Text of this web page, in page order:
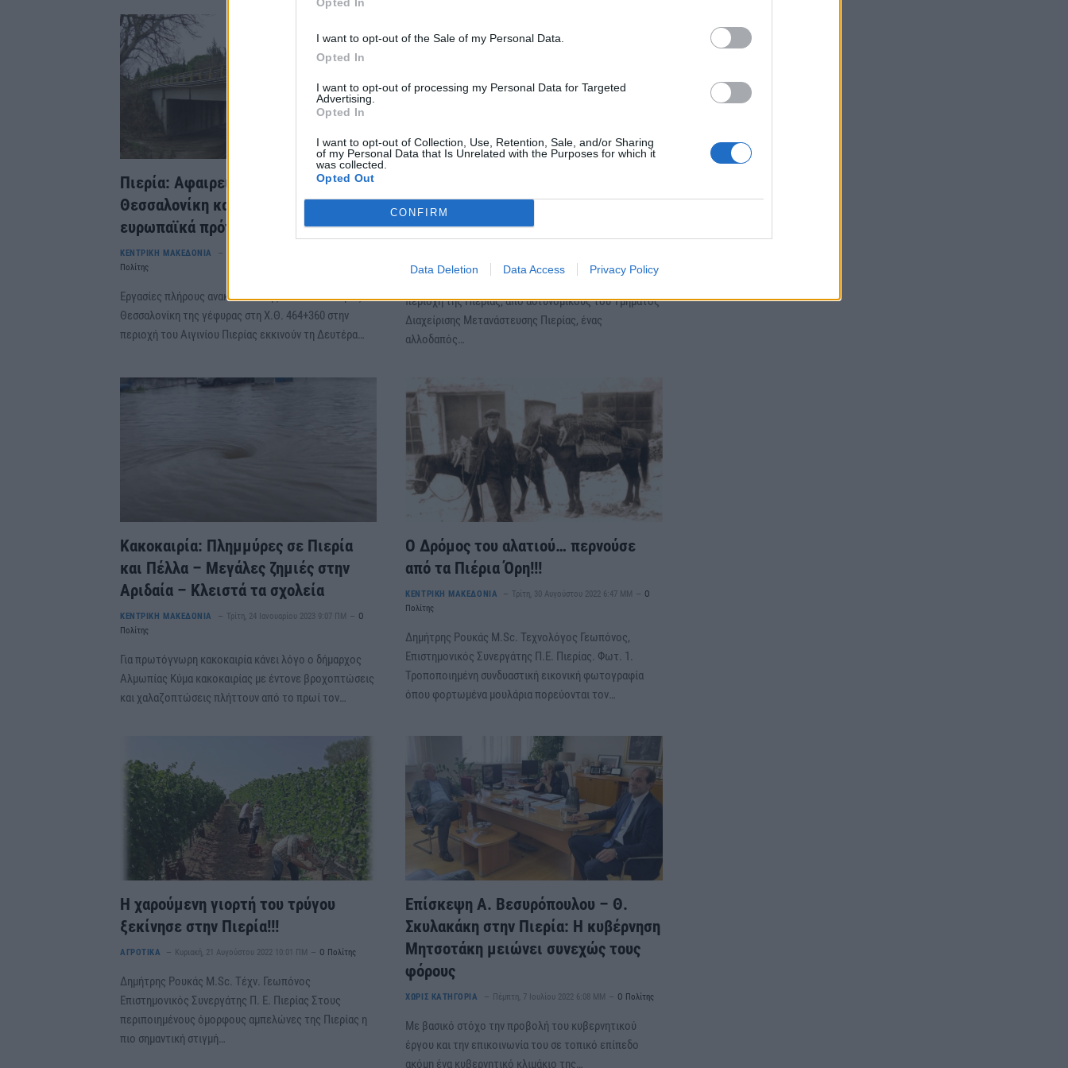
I want to opt-out of the Sale of my Personal Data.
Opted In
I want to opt-out of processing my Personal Data for Targeted
Advertising.
Opted In
I want to opt-out of Collection, Use, Retention, Sale, and/or Sharing
of my Personal Data that Is Unrelated with the Purposes for which it
was collected.
Opted Out
CONFIRM
Data Deletion Data Access Privacy Policy
Πιερία: Αφαιρείται η γέφυρα προς
Θεσσαλονίκη και έρχεται νέα, με
ευρωπαϊκά πρότυπα
ΚΕΝΤΡΙΚΗ ΜΑΚΕΔΟΝΙΑ
Πολίτης
Εργασίες πλήρους ανακατασκευής του κλάδου προς
Θεσσαλονίκη της γέφυρας στη Χ.Θ. 464+360 στην
περιοχή του Αιγινίου Πιερίας εκκινούν τη Δευτέρα…
παράβαση της νομοθεσίας περί
αλλοδαπών
περιοχή της Πιερίας, από αστυνομικούς του Τμήματος
Διαχείρισης Μετανάστευσης Πιερίας, ένας
αλλοδαπός…
Κακοκαιρία: Πλημμύρες σε Πιερία
και Πέλλα – Μεγάλες ζημιές στην
Αριδαία – Κλειστά τα σχολεία
ΚΕΝΤΡΙΚΗ ΜΑΚΕΔΟΝΙΑ Τρίτη, 24 Ιανουαρίου 2023 9:07 ΠΜ
Ο
Πολίτης
Για πρωτόγνωρη κακοκαιρία κάνει λόγο ο δήμαρχος
Αλμωπίας Κύμα κακοκαιρίας με έντονε βροχοπτώσεις
και χαλαζοπτώσεις πλήττουν από το πρωί τον…
Ο Δρόμος του αλατιού… περνούσε
από τα Πιέρια Όρη!!!
ΚΕΝΤΡΙΚΗ ΜΑΚΕΔΟΝΙΑ Τρίτη, 30 Αυγούστου 2022 6:47 ΜΜ
Ο
Πολίτης
Δημήτρης Ρουκάς M.Sc. Τεχνολόγος Γεωπόνος,
Επιστημονικός Συνεργάτης Π.Ε. Πιερίας. Φωτ. 1.
Τροποποιημένη συνδυαστική εικονική φωτογραφία
όπου φορτωμένα μουλάρια πορεύονται τον…
Η χαρούμενη γιορτή του τρύγου
ξεκίνησε στην Πιερία!!!
ΑΓΡΟΤΙΚΑ Κυριακή, 21 Αυγούστου 2022 10:01 ΠΜ Ο Πολίτης
Δημήτρης Ρουκάς M.Sc. Τέχν. Γεωπόνος
Επιστημονικός Συνεργάτης Π. Ε. Πιερίας Στους
περιποιημένους όμορφους αμπελώνες της Πιερίας η
πιο σημαντική στιγμή…
Επίσκεψη Α. Βεσυρόπουλου – Θ.
Σκυλακάκη στην Πιερία: Η κυβέρνηση
Μητσοτάκη μειώνει συνεχώς τους
φόρους
ΧΩΡΊΣ ΚΑΤΗΓΟΡΊΑ Πέμπτη, 7 Ιουλίου 2022 6:08 ΜΜ Ο Πολίτης
Με βασικό στόχο την προβολή του κυβερνητικού
έργου και την επικοινωνία του σε τοπικό επίπεδο
ακόμη ένα κυβερνητικό κλιμάκιο της…